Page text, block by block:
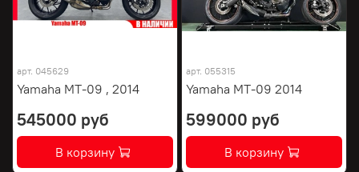
арт. 045629
Yamaha MT-09 , 2014
545000 руб
В корзину
арт. 055315
Yamaha MT-09 2014
599000 руб
В корзину